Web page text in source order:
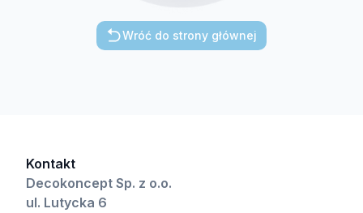
Wróć do strony głównej
Kontakt
Decokoncept Sp. z o.o.
ul. Lutycka 6